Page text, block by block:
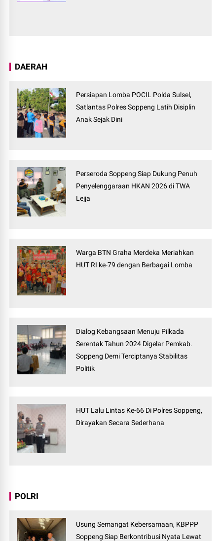
DAERAH
Persiapan Lomba POCIL Polda Sulsel,
Satlantas Polres Soppeng Latih Disiplin
Anak Sejak Dini
Perseroda Soppeng Siap Dukung Penuh
Penyelenggaraan HKAN 2026 di TWA
Lejja
Warga BTN Graha Merdeka Meriahkan
HUT RI ke-79 dengan Berbagai Lomba
Dialog Kebangsaan Menuju Pilkada
Serentak Tahun 2024 Digelar Pemkab.
Soppeng Demi Terciptanya Stabilitas
Politik
HUT Lalu Lintas Ke-66 Di Polres Soppeng,
Dirayakan Secara Sederhana
POLRI
Usung Semangat Kebersamaan, KBPPP
Soppeng Siap Berkontribusi Nyata Lewat